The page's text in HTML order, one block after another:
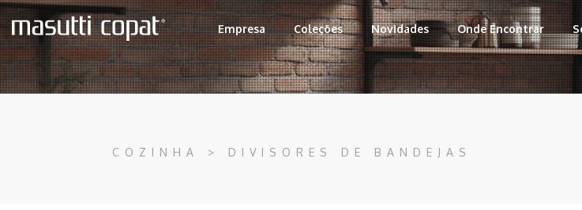
Empresa Coleções Novidades Onde Encontrar
COZINHA > DIVISORES DE BANDEJAS